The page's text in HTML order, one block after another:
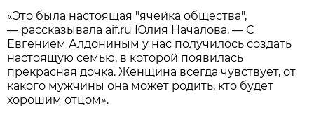
«Это была настоящая "ячейка общества",
— рассказывала aif.ru Юлия Началова. — С
Евгением Алдониным у нас получилось создать
настоящую семью, в которой появилась
прекрасная дочка. Женщина всегда чувствует, от
какого мужчины она может родить, кто будет
хорошим отцом».